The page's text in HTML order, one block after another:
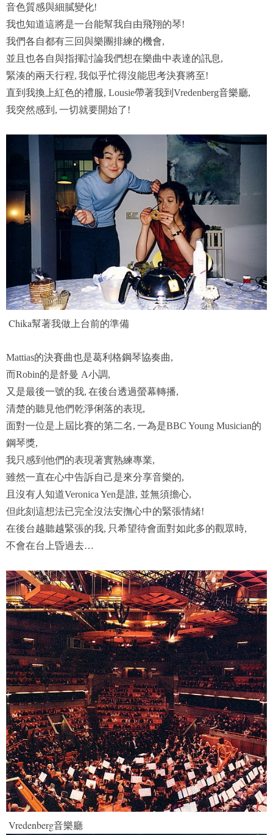
音色質感與細膩變化!
我也知道這將是一台能幫我自由飛翔的琴!
我們各自都有三回與樂團排練的機會,
並且也各自與指揮討論我們想在樂曲中表達的訊息,
緊湊的兩天行程, 我似乎忙得沒能思考決賽將至!
直到我換上紅色的禮服, Lousie帶著我到Vredenberg音樂廳,
我突然感到, 一切就要開始了!
Chika幫著我做上台前的準備
Mattias的決賽曲也是葛利格鋼琴協奏曲,
而Robin的是舒曼 A小調,
又是最後一號的我, 在後台透過螢幕轉播,
清楚的聽見他們乾淨俐落的表現,
面對一位是上屆比賽的第二名, 一為是BBC Young Musician的
鋼琴獎,
我只感到他們的表現著實熟練專業,
雖然一直在心中告訴自己是來分享音樂的,
且沒有人知道Veronica Yen是誰, 並無須擔心,
但此刻這想法已完全沒法安撫心中的緊張情緒!
在後台越聽越緊張的我, 只希望待會面對如此多的觀眾時,
不會在台上昏過去…
Vredenberg音樂廳